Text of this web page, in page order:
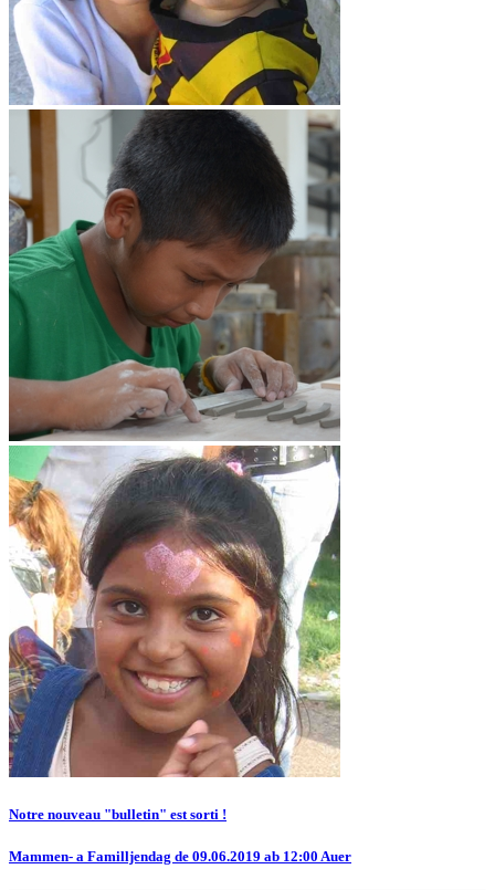
Notre nouveau "bulletin" est sorti !
Mammen- a Familljendag de 09.06.2019 ab 12:00 Auer